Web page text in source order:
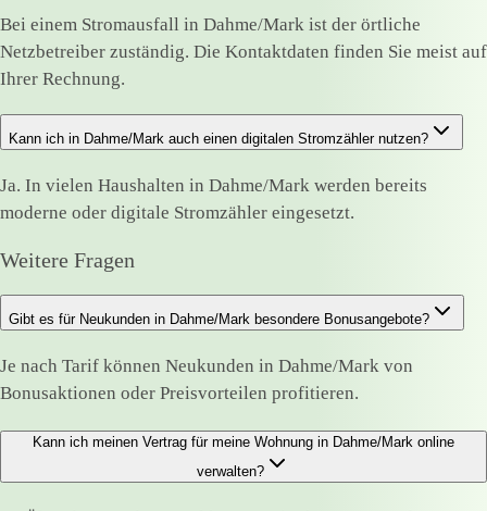
Bei einem Stromausfall in Dahme/Mark ist der örtliche
Netzbetreiber zuständig. Die Kontaktdaten finden Sie meist auf
Ihrer Rechnung.
Kann ich in Dahme/Mark auch einen digitalen Stromzähler nutzen?
Ja. In vielen Haushalten in Dahme/Mark werden bereits
moderne oder digitale Stromzähler eingesetzt.
Weitere Fragen
Gibt es für Neukunden in Dahme/Mark besondere Bonusangebote?
Je nach Tarif können Neukunden in Dahme/Mark von
Bonusaktionen oder Preisvorteilen profitieren.
Kann ich meinen Vertrag für meine Wohnung in Dahme/Mark online
verwalten?